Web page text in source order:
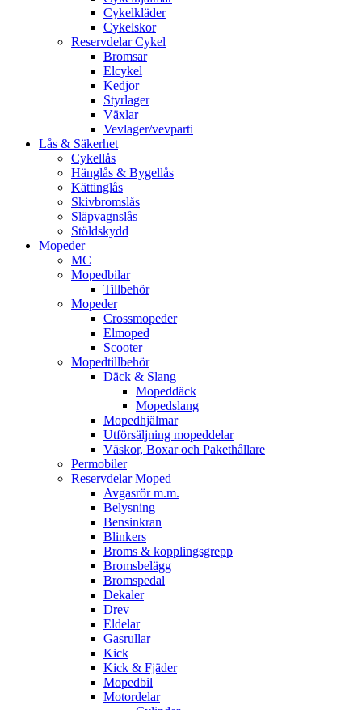
Cykelkläder
Cykelskor
Reservdelar Cykel
Bromsar
Elcykel
Kedjor
Styrlager
Växlar
Vevlager/vevparti
Lås & Säkerhet
Cykellås
Hänglås & Bygellås
Kättinglås
Skivbromslås
Släpvagnslås
Stöldskydd
Mopeder
MC
Mopedbilar
Tillbehör
Mopeder
Crossmopeder
Elmoped
Scooter
Mopedtillbehör
Däck & Slang
Mopeddäck
Mopedslang
Mopedhjälmar
Utförsäljning mopeddelar
Väskor, Boxar och Pakethållare
Permobiler
Reservdelar Moped
Avgasrör m.m.
Belysning
Bensinkran
Blinkers
Broms & kopplingsgrepp
Bromsbelägg
Bromspedal
Dekaler
Drev
Eldelar
Gasrullar
Kick
Kick & Fjäder
Mopedbil
Motordelar